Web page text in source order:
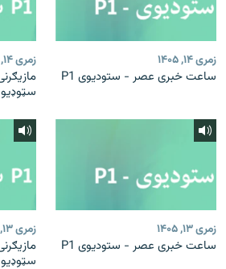
زمری ۱۴, ۱۴۰۵
ساعت خبری عصر - ستودیوی P1
زمری ۱۴, ۱۴۰۵
سټوډیو
زمری ۱۳, ۱۴۰۵
ساعت خبری عصر - ستودیوی P1
زمری ۱۳, ۱۴۰۵
سټوډیو